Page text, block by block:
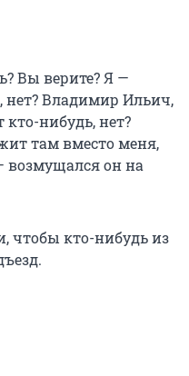
Вы верите? Я —
нет? Владимир Ильич,
нибудь, нет?
там вместо меня,
возмущался он на
кто-нибудь из